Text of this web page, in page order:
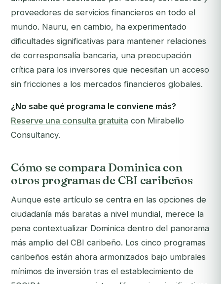
proveedores de servicios financieros en todo el
mundo. Nauru, en cambio, ha experimentado
dificultades significativas para mantener relaciones
de corresponsalía bancaria, una preocupación
crítica para los inversores que necesitan un acceso
sin fricciones a los mercados financieros globales.
¿No sabe qué programa le conviene más?
Reserve una consulta gratuita con Mirabello
Consultancy.
Cómo se compara Dominica con
otros programas de CBI caribeños
Aunque este artículo se centra en las opciones de
ciudadanía más baratas a nivel mundial, merece la
pena contextualizar Dominica dentro del panorama
más amplio del CBI caribeño. Los cinco programas
caribeños están ahora armonizados bajo umbrales
mínimos de inversión tras el establecimiento de